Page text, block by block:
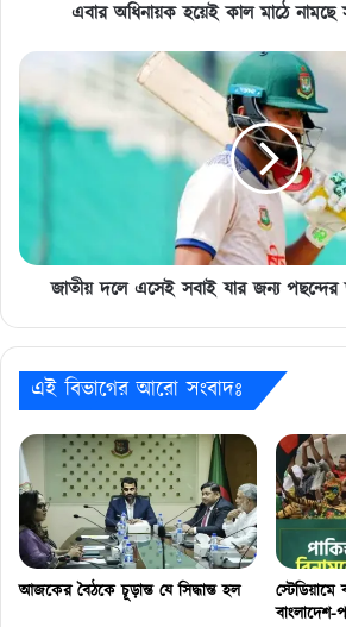
এবার অধিনায়ক হয়েই কাল মাঠে
জাতীয়
এসেই
সবাই
জায়গা
পায়
জাতীয় দলে এসেই সবাই যার জন্য পছন্দের
এই বিভাগের আরো সংবাদঃ
আজকের বৈঠকে চূড়ান্ত যে সিদ্ধান্ত হল
স্টেডিয়ামে
বাংলাদেশ-